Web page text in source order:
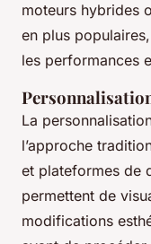
moteurs hybrides
en plus
les performances
La
l’approche
et plateformes de
permettent de
modifications